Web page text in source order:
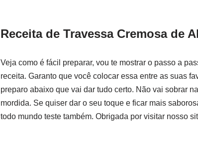
Receita de Travessa Cremosa de
Veja como é fácil preparar, vou te mostrar o passo a
receita. Garanto que você colocar essa entre as suas
preparo abaixo que vai dar tudo certo. Não vai sobrar
mordida. Se quiser dar o seu toque e ficar mais
todo mundo teste também. Obrigada por visitar nosso